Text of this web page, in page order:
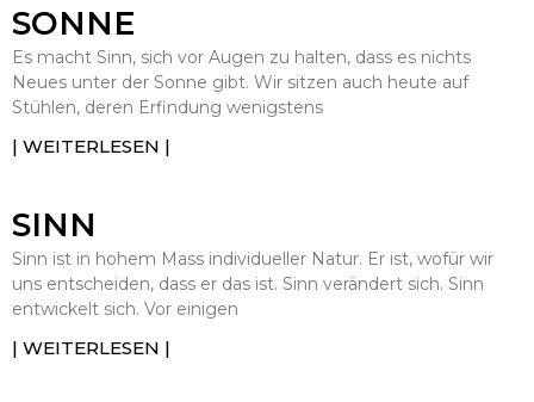
SONNE
Es macht Sinn, sich vor Augen zu halten, dass es nichts
Neues unter der Sonne gibt. Wir sitzen auch heute auf
Stühlen, deren Erfindung wenigstens
| WEITERLESEN |
SINN
Sinn ist in hohem Mass individueller Natur. Er ist, wofür wir
uns entscheiden, dass er das ist. Sinn verändert sich. Sinn
entwickelt sich. Vor einigen
| WEITERLESEN |